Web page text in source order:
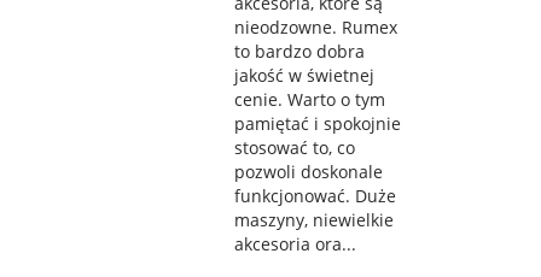
nieodzowne. Rumex
to bardzo dobra
jakość w świetnej
cenie. Warto o tym
pamiętać i spokojnie
stosować to, co
pozwoli doskonale
funkcjonować. Duże
maszyny, niewielkie
akcesoria ora...